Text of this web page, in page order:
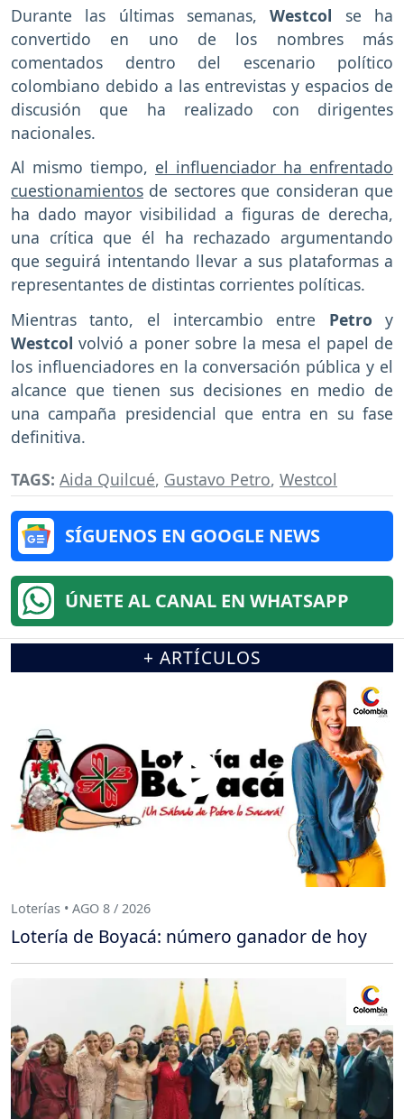
Durante las últimas semanas,Westcol se ha
convertido en uno de los nombres más
comentados dentro del escenario político
colombiano debido a las entrevistas y espacios de
discusión que ha realizado con dirigentes
nacionales.
Al mismo tiempo, el influenciador ha enfrentado
cuestionamientos de sectores que consideran que
ha dado mayor visibilidad a figuras de derecha,
una crítica que él ha rechazado argumentando
que seguirá intentando llevar a sus plataformas a
representantes de distintas corrientes políticas.
Mientras tanto, el intercambio entre Petro y
Westcol volvió a poner sobre la mesa el papel de
los influenciadores en la conversación pública y el
alcance que tienen sus decisiones en medio de
una campaña presidencial que entra en su fase
definitiva.
TAGS: Aida Quilcué, Gustavo Petro, Westcol
SÍGUENOS EN GOOGLE NEWS
ÚNETE AL CANAL EN WHATSAPP
+ ARTÍCULOS
Loterías • AGO 8 / 2026
Lotería de Boyacá: número ganador de hoy